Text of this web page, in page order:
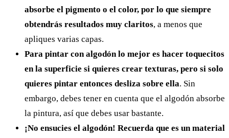
absorbe el pigmento o el color, por lo que siempre
obtendrás resultados muy claritos, a menos que
apliques varias capas.
Para pintar con algodón lo mejor es hacer toquecitos
en la superficie si quieres crear texturas, pero si solo
quieres pintar entonces desliza sobre ella. Sin
embargo, debes tener en cuenta que el algodón absorbe
la pintura, así que debes usar bastante.
¡No ensucies el algodón! Recuerda que es un material